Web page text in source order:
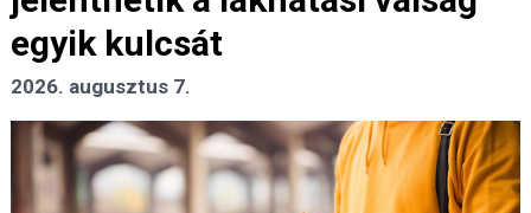
egyik kulcsát
2026. augusztus 7.